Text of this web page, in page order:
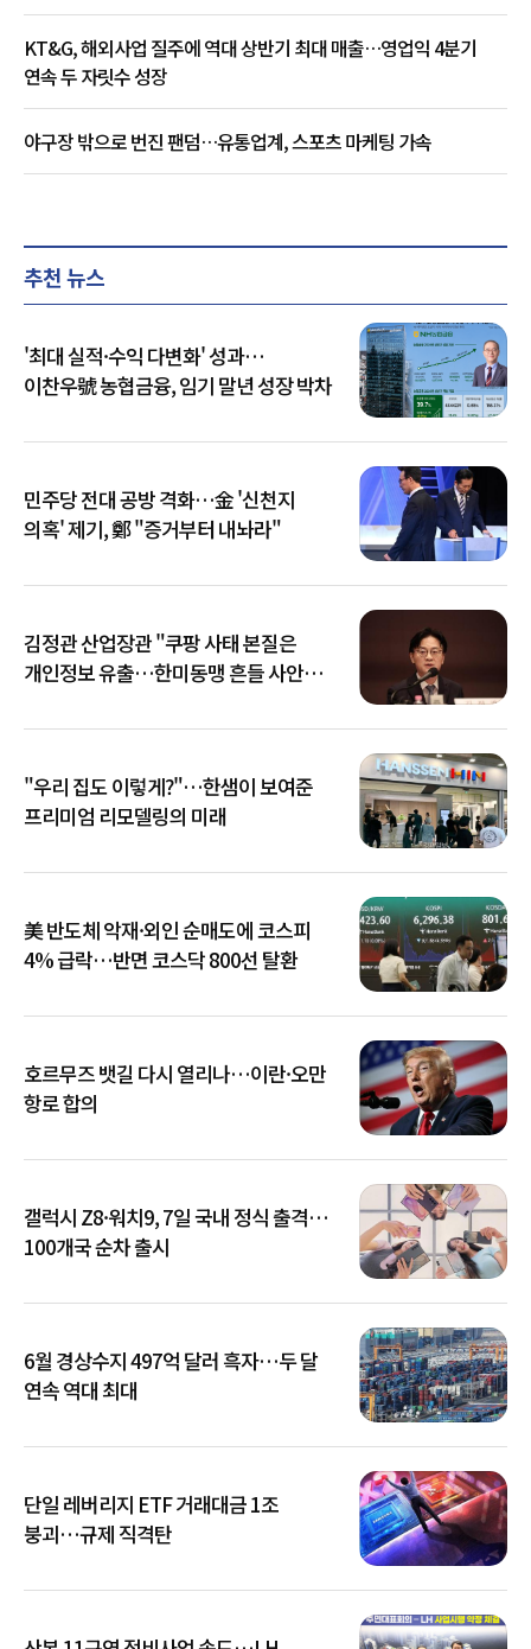
KT&G, 해외사업 질주에 역대 상반기 최대 매출…영업익 4분기
연속 두 자릿수 성장
야구장 밖으로 번진 팬덤…유통업계, 스포츠 마케팅 가속
추천 뉴스
'최대 실적·수익 다변화' 성과…
이찬우號 농협금융, 임기 말년 성장 박차
민주당 전대 공방 격화…金 '신천지
의혹' 제기, 鄭 "증거부터 내놔라"
김정관 산업장관 "쿠팡 사태 본질은
개인정보 유출…한미동맹 흔들 사안
"우리 집도 이렇게?"…한샘이 보여준
프리미엄 리모델링의 미래
美 반도체 악재·외인 순매도에 코스피
4% 급락…반면 코스닥 800선 탈환
호르무즈 뱃길 다시 열리나…이란·오만
항로 합의
갤럭시 Z8·워치9, 7일 국내 정식 출격…
100개국 순차 출시
6월 경상수지 497억 달러 흑자…두 달
연속 역대 최대
단일 레버리지 ETF 거래대금 1조
붕괴…규제 직격탄